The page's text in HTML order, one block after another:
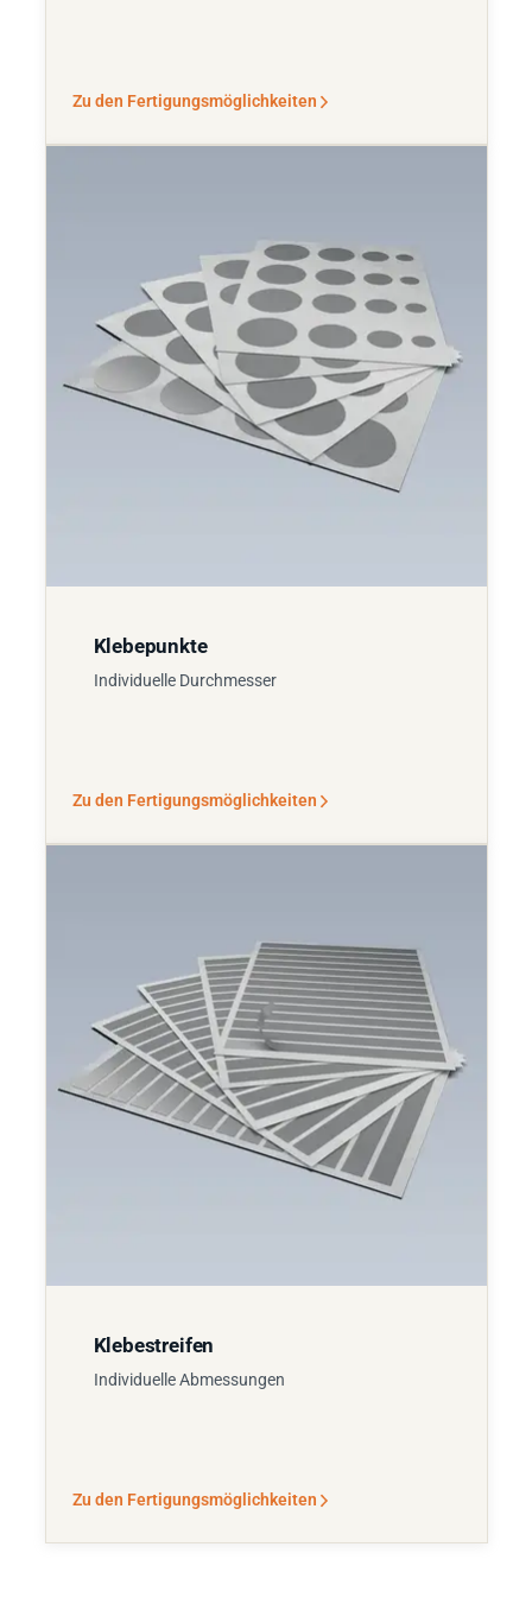
Zu den Fertigungsmöglichkeiten
Klebepunkte
Individuelle Durchmesser
Zu den Fertigungsmöglichkeiten
Klebestreifen
Individuelle Abmessungen
Zu den Fertigungsmöglichkeiten